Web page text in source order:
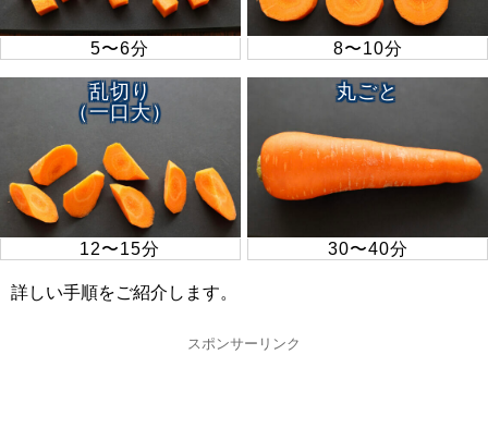
5〜6分 8〜10分
乱切り
（一口大）
12〜15分
丸ごと
30〜40分
詳しい手順をご紹介します。
スポンサーリンク